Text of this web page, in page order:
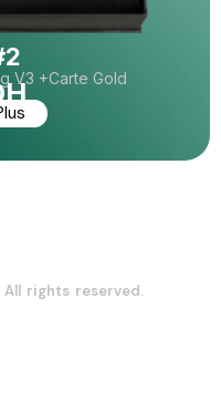
V3 +Carte Gold
All rights reserved.